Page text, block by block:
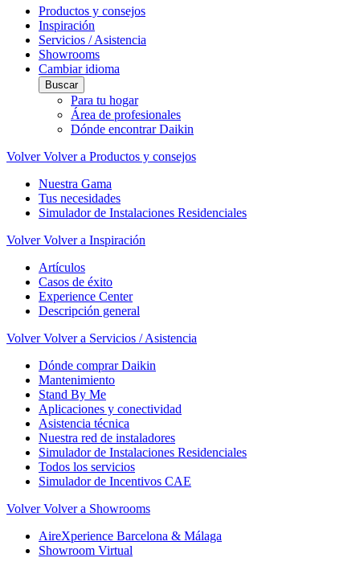
Productos y consejos
Inspiración
Servicios / Asistencia
Showrooms
Cambiar idioma
Buscar
Para tu hogar
Área de profesionales
Dónde encontrar Daikin
Volver Volver a Productos y consejos
Nuestra Gama
Tus necesidades
Simulador de Instalaciones Residenciales
Volver Volver a Inspiración
Artículos
Casos de éxito
Experience Center
Descripción general
Volver Volver a Servicios / Asistencia
Dónde comprar Daikin
Mantenimiento
Stand By Me
Aplicaciones y conectividad
Asistencia técnica
Nuestra red de instaladores
Simulador de Instalaciones Residenciales
Todos los servicios
Simulador de Incentivos CAE
Volver Volver a Showrooms
AireXperience Barcelona & Málaga
Showroom Virtual